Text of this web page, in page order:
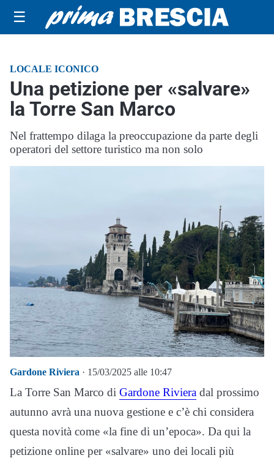
☰
LOCALE ICONICO
Una petizione per «salvare»
la Torre San Marco
Nel frattempo dilaga la preoccupazione da parte degli
operatori del settore turistico ma non solo
Gardone Riviera · 15/03/2025 alle 10:47
La Torre San Marco di Gardone Riviera dal prossimo
autunno avrà una nuova gestione e c’è chi considera
questa novità come «la fine di un’epoca». Da qui la
petizione online per «salvare» uno dei locali più